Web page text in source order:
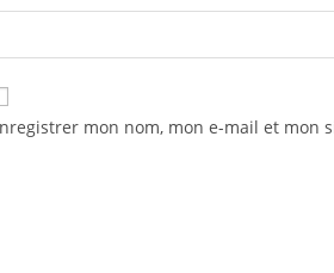
mon nom, mon e-mail et mon